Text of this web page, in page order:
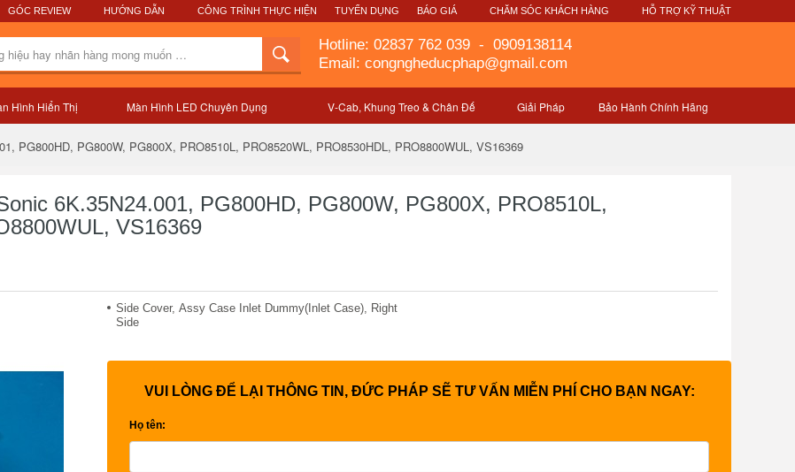
GÓC REVIEW HƯỚNG DẪN CÔNG TRÌNH THỰC HIỆN TUYỂN DỤNG BÁO GIÁ CHĂM SÓC KHÁCH HÀNG HỖ TRỢ KỸ THUẬT
Hotline: 02837 762 039 - 0909138114
Email: congngheducphap@gmail.com
Mô tả sản phẩm
Hình Hiển Thị Màn Hình LED Chuyên Dụng V-Cab, Khung Treo & Chân Đế Giải Pháp Bảo Hành Chính Hãng
PG800HD, PG800W, PG800X, PRO8510L, PRO8520WL, PRO8530HDL, PRO8800WUL, VS16369
6K.35N24.001, PG800HD, PG800W, PG800X, PRO8510L,
VS16369
Side Cover, Assy Case Inlet Dummy(Inlet Case), Right
Side
VUI LÒNG ĐỂ LẠI THÔNG TIN, ĐỨC PHÁP SẼ TƯ VẤN MIỄN PHÍ CHO BẠN NGAY:
Họ tên: